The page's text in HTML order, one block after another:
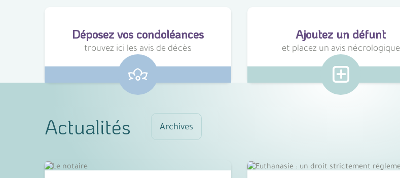
Déposez vos condoléances
trouvez ici les avis de décès
Ajoutez un défunt
et placez un avis nécrologique
Actualités Archives